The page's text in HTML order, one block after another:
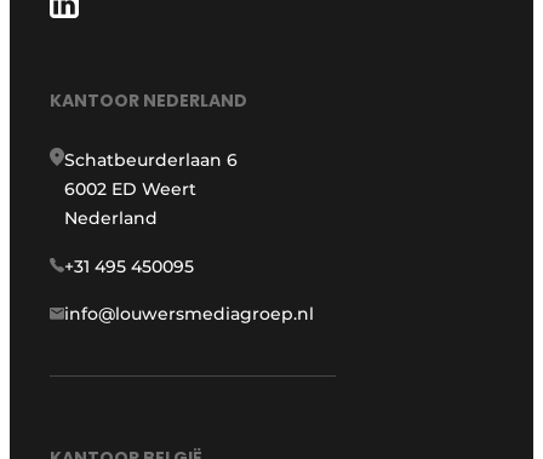
KANTOOR NEDERLAND
Schatbeurderlaan 6
6002 ED Weert
Nederland
+31 495 450095
info@louwersmediagroep.nl